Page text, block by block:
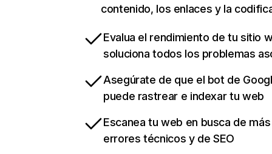
contenido, los enlaces y la
Evalua el rendimiento de tu sitio
soluciona todos los problemas
Asegúrate de que el bot de
puede rastrear e indexar tu web
Escanea tu web en busca de
errores técnicos y de SEO